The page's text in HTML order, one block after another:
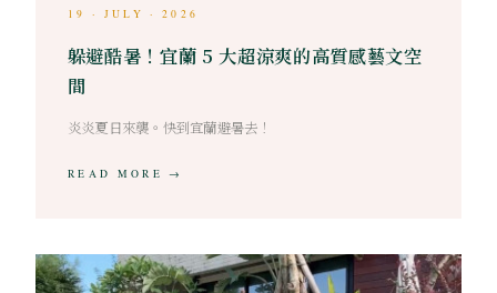
19 · JULY · 2026
躲避酷暑！宜蘭 5 大超涼爽的高質感藝文空
間
炎炎夏日來襲。快到宜蘭避暑去！
READ MORE →